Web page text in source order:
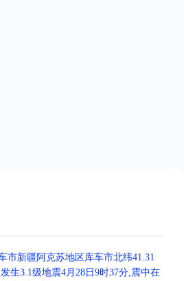
市新疆阿克苏地区库车市北纬41.31
生3.1级地震4月28日9时37分,震中在